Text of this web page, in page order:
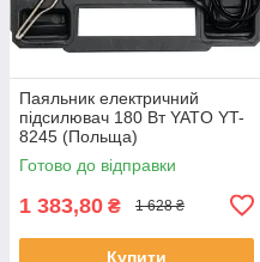
Паяльник електричний
підсилювач 180 Вт YATO YT-
8245 (Польща)
Готово до відправки
1 383,80 ₴ 1 628 ₴
Купити